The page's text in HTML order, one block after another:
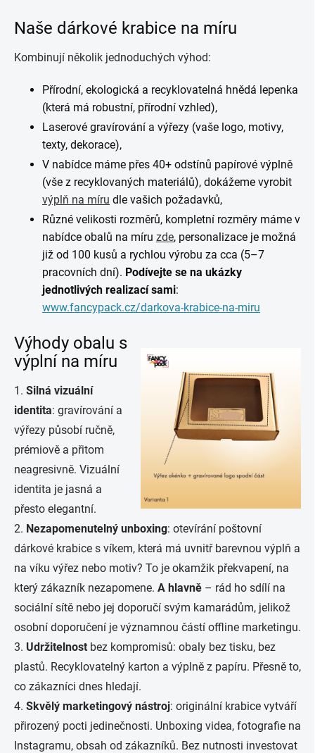
Naše dárkové krabice na míru
Kombinují několik jednoduchých výhod:
Přírodní, ekologická a recyklovatelná hnědá lepenka
(která má robustní, přírodní vzhled),
Laserové gravírování a výřezy (vaše logo, motivy,
texty, dekorace),
V nabídce máme přes 40+ odstínů papírové výplně
(vše z recyklovaných materiálů), dokážeme vyrobit
výplň na míru dle vašich požadavků,
Různé velikosti rozměrů, kompletní rozměry máme v
nabídce obalů na míru zde, personalizace je možná
již od 100 kusů a rychlou výrobu za cca (5–7
pracovních dní). Podívejte se na ukázky
jednotlivých realizací sami:
www.fancypack.cz/darkova-krabice-na-miru
Výhody obalu s
výplní na míru
1. Silná vizuální
identita: gravírování a
výřezy působí ručně,
prémiově a přitom
neagresivně. Vizuální
identita je jasná a
přesto elegantní.
2. Nezapomenutelný unboxing: otevírání poštovní
dárkové krabice s víkem, která má uvnitř barevnou výplň a
na víku výřez nebo motiv? To je okamžik překvapení, na
který zákazník nezapomene. A hlavně – rád ho sdílí na
sociální sítě nebo jej doporučí svým kamarádům, jelikož
osobní doporučení je významnou částí offline marketingu.
3. Udržitelnost bez kompromisů: obaly bez tisku, bez
plastů. Recyklovatelný karton a výplně z papíru. Přesně to,
co zákazníci dnes hledají.
4. Skvělý marketingový nástroj: originální krabice vytváří
přirozený pocti jedinečnosti. Unboxing videa, fotografie na
Instagramu, obsah od zákazníků. Bez nutnosti investovat